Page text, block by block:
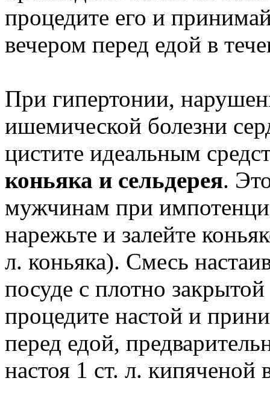
процедите его и
вечером перед едой в
При гипертонии,
ишемической болезни
цистите идеальным
коньяка и сельдерея.
мужчинам при
нарежьте и залейте
л. коньяка). Смесь
посуде с плотно
процедите настой и
перед едой,
настоя 1 ст. л. кипяченой